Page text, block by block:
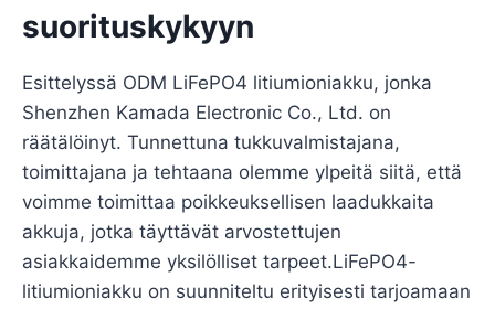
suorituskykyyn
Esittelyssä ODM LiFePO4 litiumioniakku, jonka
Shenzhen Kamada Electronic Co., Ltd. on
räätälöinyt. Tunnettuna tukkuvalmistajana,
toimittajana ja tehtaana olemme ylpeitä siitä, että
voimme toimittaa poikkeuksellisen laadukkaita
akkuja, jotka täyttävät arvostettujen
asiakkaidemme yksilölliset tarpeet.LiFePO4-
litiumioniakku on suunniteltu erityisesti tarjoamaan